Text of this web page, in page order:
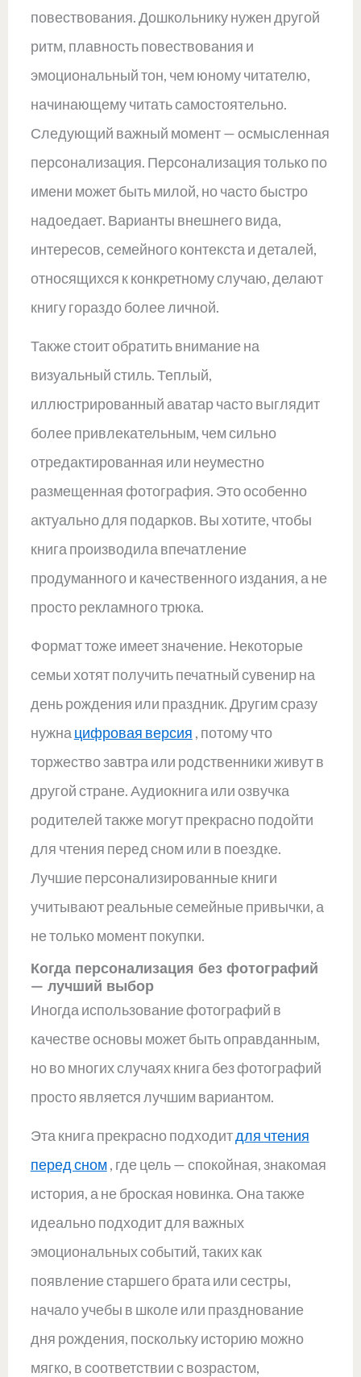
повествования. Дошкольнику нужен другой
ритм, плавность повествования и
эмоциональный тон, чем юному читателю,
начинающему читать самостоятельно.
Следующий важный момент — осмысленная
персонализация. Персонализация только по
имени может быть милой, но часто быстро
надоедает. Варианты внешнего вида,
интересов, семейного контекста и деталей,
относящихся к конкретному случаю, делают
книгу гораздо более личной.
Также стоит обратить внимание на
визуальный стиль. Теплый,
иллюстрированный аватар часто выглядит
более привлекательным, чем сильно
отредактированная или неуместно
размещенная фотография. Это особенно
актуально для подарков. Вы хотите, чтобы
книга производила впечатление
продуманного и качественного издания, а не
просто рекламного трюка.
Формат тоже имеет значение. Некоторые
семьи хотят получить печатный сувенир на
день рождения или праздник. Другим сразу
нужна цифровая версия , потому что
торжество завтра или родственники живут в
другой стране. Аудиокнига или озвучка
родителей также могут прекрасно подойти
для чтения перед сном или в поездке.
Лучшие персонализированные книги
учитывают реальные семейные привычки, а
не только момент покупки.
Когда персонализация без фотографий
— лучший выбор
Иногда использование фотографий в
качестве основы может быть оправданным,
но во многих случаях книга без фотографий
просто является лучшим вариантом.
Эта книга прекрасно подходитдля чтения
перед сном, где цель — спокойная, знакомая
история, а не броская новинка. Она также
идеально подходит для важных
эмоциональных событий, таких как
появление старшего брата или сестры,
начало учебы в школе или празднование
дня рождения, поскольку историю можно
мягко, в соответствии с возрастом,